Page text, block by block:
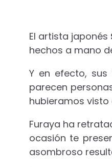
El artista japonés
hechos a mano
Y en efecto,
parecen
hubieramos
Furaya ha
ocasión te
asombroso